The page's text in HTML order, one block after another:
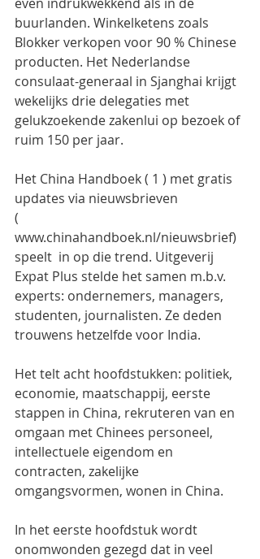
buurlanden. Winkelketens zoals
Blokker verkopen voor 90 % Chinese
producten. Het Nederlandse
consulaat-generaal in Sjanghai krijgt
wekelijks drie delegaties met
gelukzoekende zakenlui op bezoek of
ruim 150 per jaar.
Het China Handboek ( 1 ) met gratis
updates via nieuwsbrieven
(
www.chinahandboek.nl/nieuwsbrief)
speelt  in op die trend. Uitgeverij
Expat Plus stelde het samen m.b.v.
experts: ondernemers, managers,
studenten, journalisten. Ze deden
trouwens hetzelfde voor India.
Het telt acht hoofdstukken: politiek,
economie, maatschappij, eerste
stappen in China, rekruteren van en
omgaan met Chinees personeel,
intellectuele eigendom en
contracten, zakelijke
omgangsvormen, wonen in China.
In het eerste hoofdstuk wordt
onomwonden gezegd dat in veel